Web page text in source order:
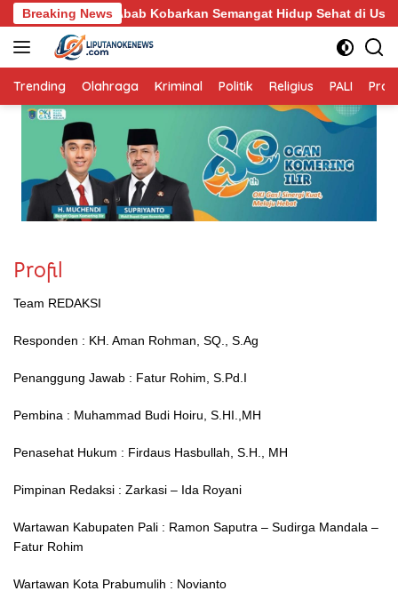
Langsung
ke
konten
Breaking News
NU Abab Kobarkan Semangat Hidup Sehat di Usia ke-81
Trending Olahraga Kriminal Politik Religius PALI
Profil
Team REDAKSI
Responden : KH. Aman Rohman, SQ., S.Ag
Penanggung Jawab : Fatur Rohim, S.Pd.I
Pembina : Muhammad Budi Hoiru, S.HI.,MH
Penasehat Hukum : Firdaus Hasbullah, S.H., MH
Pimpinan Redaksi : Zarkasi – Ida Royani
Wartawan Kabupaten Pali : Ramon Saputra – Sudirga Mandala –
Fatur Rohim
Wartawan Kota Prabumulih : Novianto